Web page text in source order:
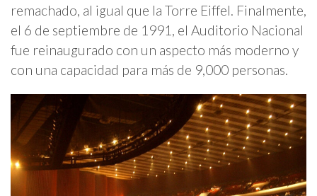
remachado, al igual que la Torre Eiffel. Finalmente,
el 6 de septiembre de 1991, el Auditorio Nacional
fue reinaugurado con un aspecto más moderno y
con una capacidad para más de 9,000 personas.